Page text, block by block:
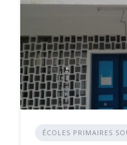
ÉCOLES PRIMAIRES